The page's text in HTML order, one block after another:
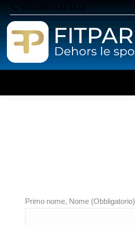
+33 (0)4 94 43 03 68
Primo nome, Nome (Obbligatorio)